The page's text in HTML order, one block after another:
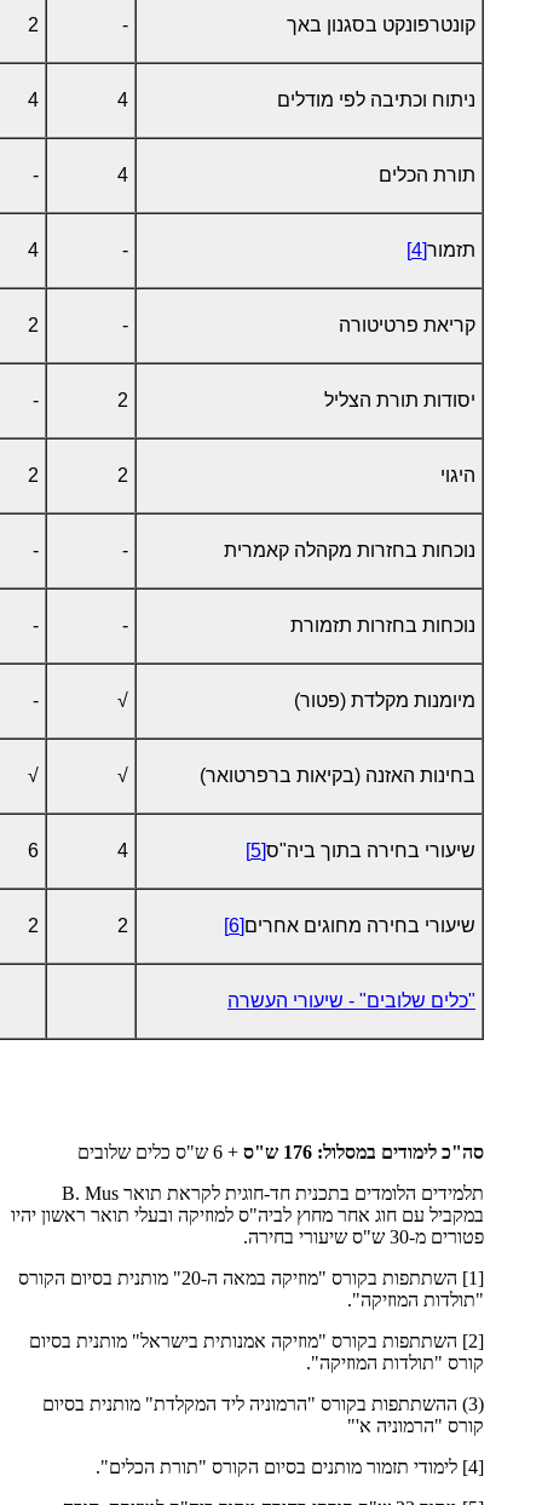
קונטרפונקט בסגנון באך -
2
ניתוח וכתיבה לפי מודלים 4
4
תורת הכלים 4
-
תזמור[4]
-
4
קריאת פרטיטורה -
2
יסודות תורת הצליל 2
-
היגוי 2
2
נוכחות בחזרות מקהלה קאמרית -
-
נוכחות בחזרות תזמורת -
-
מיומנות מקלדת (פטור) √
-
בחינות האזנה (בקיאות ברפרטואר) √
√
שיעורי בחירה בתוך ביה"ס[5]
4
6
שיעורי בחירה מחוגים אחרים[6]
2
2
"כלים שלובים" - שיעורי העשרה
סה"כ לימודים במסלול: 176 ש"ס
+ 6 ש"ס כלים שלובים
תלמידים הלומדים בתכנית חד-חוגית לקראת תואר B. Mus
במקביל עם חוג אחר מחוץ לביה"ס למוזיקה ובעלי תואר ראשון יהיו
פטורים מ-30 ש"ס שיעורי בחירה.
[1] השתתפות בקורס "מוזיקה במאה ה-20" מותנית בסיום הקורס
"תולדות המוזיקה".
[2] השתתפות בקורס "מוזיקה אמנותית בישראל" מותנית בסיום
קורס "תולדות המוזיקה".
(3) ההשתתפות בקורס "הרמוניה ליד המקלדת" מותנית בסיום
קורס "הרמוניה א'"
[4] לימודי תזמור מותנים בסיום הקורס "תורת הכלים".